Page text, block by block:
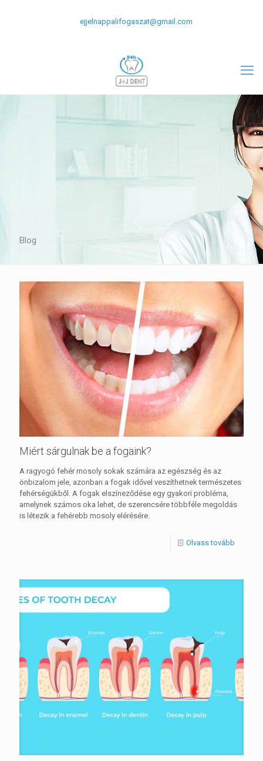
ejjelnappalifogaszat@gmail.com
Blog
Miért sárgulnak be a fogaink?
A ragyogó fehér mosoly sokak számára az egészség és az
önbizalom jele, azonban a fogak idővel veszíthetnek természetes
fehérségükből. A fogak elszíneződése egy gyakori probléma,
amelynek számos oka lehet, de szerencsére többféle megoldás
is létezik a fehérebb mosoly elérésére.
Olvass tovább